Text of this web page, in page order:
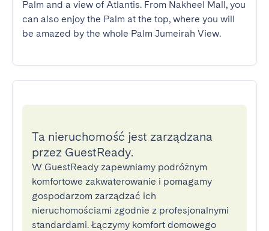
Palm and a view of Atlantis. From Nakheel Mall, you
can also enjoy the Palm at the top, where you will
be amazed by the whole Palm Jumeirah View.
Ta nieruchomość jest zarządzana
przez GuestReady.
W GuestReady zapewniamy podróżnym
komfortowe zakwaterowanie i pomagamy
gospodarzom zarządzać ich
nieruchomościami zgodnie z profesjonalnymi
standardami. Łączymy komfort domowego